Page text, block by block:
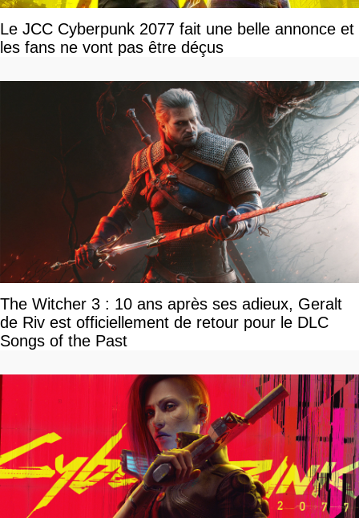
Le JCC Cyberpunk 2077 fait une belle annonce et
les fans ne vont pas être déçus
The Witcher 3 : 10 ans après ses adieux, Geralt
de Riv est officiellement de retour pour le DLC
Songs of the Past